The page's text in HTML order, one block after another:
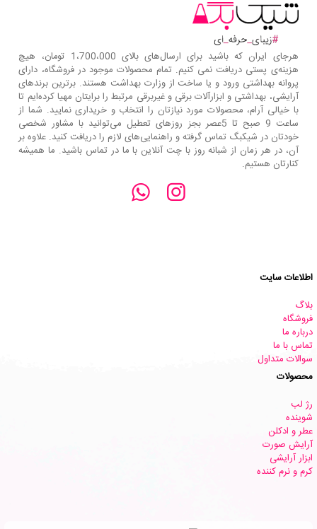
هرجای ایران که باشید برای ارسال‌های بالای 1،700،000 تومان، هیچ
هزینه‌ی پستی دریافت نمی کنیم. تمام محصولات موجود در فروشگاه، دارای
پروانه بهداشتی ورود و یا ساخت از وزارت بهداشت هستند. برترین‌ برندهای
آرایشی، بهداشتی و ابزارآلات برقی و غیربرقی مرتبط را برایتان مهیا کرده‌ایم تا
با خیالی آرام، محصولات مورد نیازتان را انتخاب و خریداری نمایید. شما از
ساعت 9 صبح تا 5عصر بجز روزهای تعطیل می‌توانید با مشاور شخصی
خودتان در شیکبگ تماس گرفته و راهنمایی‌های لازم را دریافت کنید. علاوه بر
آن، در هر زمان از شبانه روز با چت آنلاین با ما در تماس باشید. ما همیشه
کنارتان هستیم.
اطلاعات سایت
بلاگ
فروشگاه
درباره ما
تماس با ما
سوالات متداول
محصولات
رژ لب
شوینده
عطر و ادکلن
آرایش صورت
ابزار آرایشی
کرم و نرم کننده